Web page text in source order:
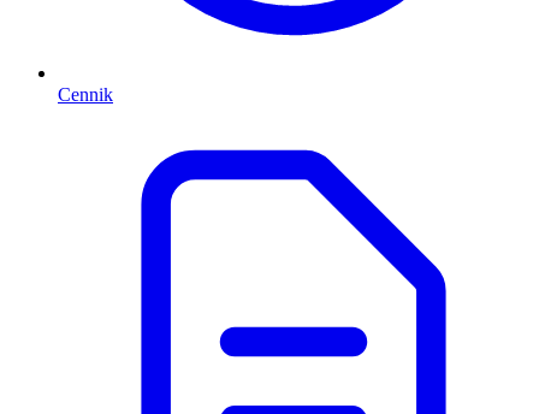
Cennik